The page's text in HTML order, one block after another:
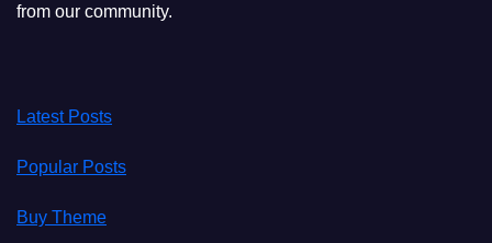
from our community.
Latest Posts
Popular Posts
Buy Theme